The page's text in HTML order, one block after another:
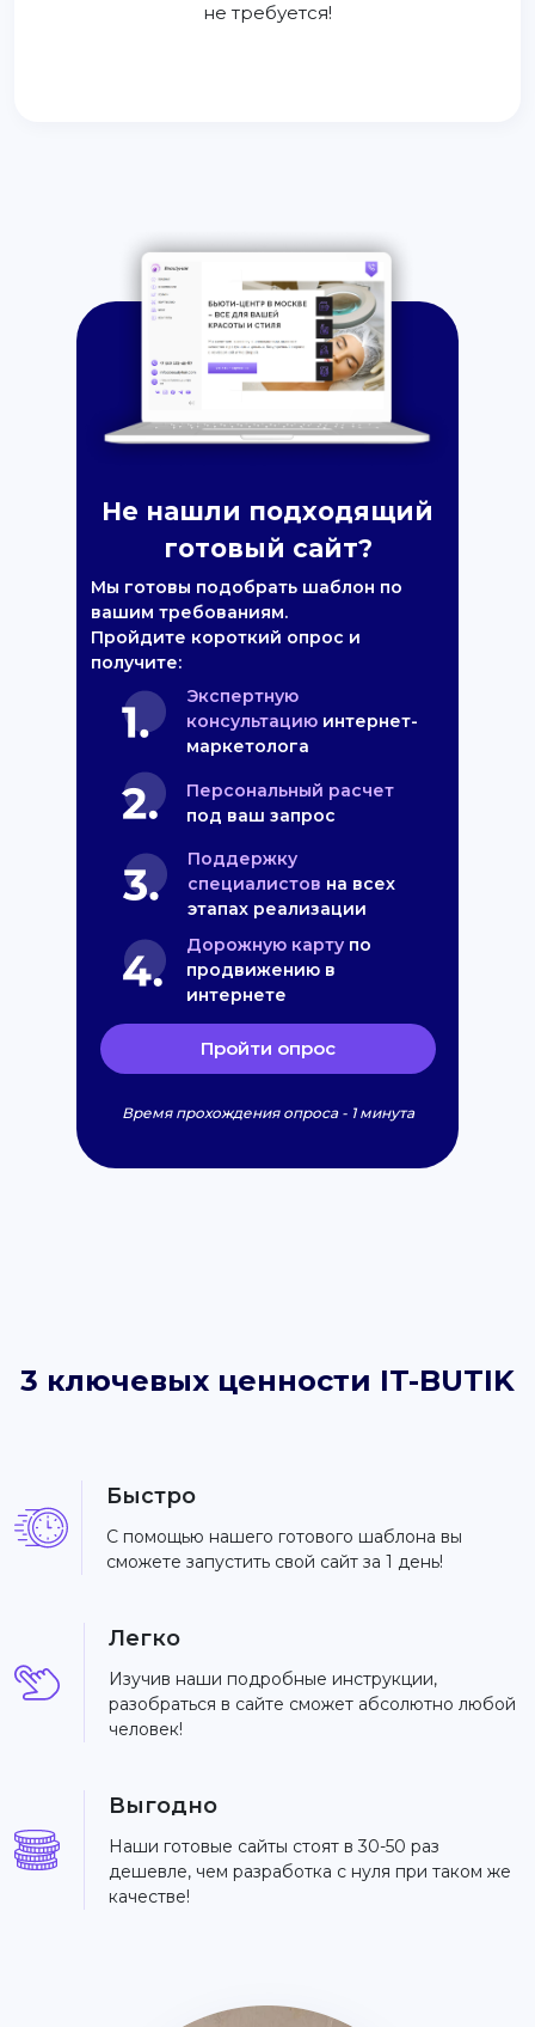
не требуется!
Не нашли подходящий
готовый сайт?
Мы готовы подобрать шаблон по
вашим требованиям.
Пройдите короткий опрос и
получите:
Экспертную
консультацию интернет-
маркетолога
Персональный расчет
под ваш запрос
Поддержку
специалистов на всех
этапах реализации
Дорожную карту по
продвижению в
интернете
Пройти опрос
Время прохождения опроса - 1 минута
3 ключевых ценности IT-BUTIK
Быстро
С помощью нашего готового шаблона вы
сможете запустить свой сайт за 1 день!
Легко
Изучив наши подробные инструкции,
разобраться в сайте сможет абсолютно любой
человек!
Выгодно
Наши готовые сайты стоят в 30-50 раз
дешевле, чем разработка с нуля при таком же
качестве!